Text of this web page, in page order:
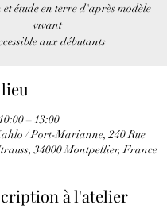
étude en terre d'après modèle
vivant
aux débutants
– 13:00
/ Port-Marianne, 240 Rue
34000 Montpellier, France
à l'atelier